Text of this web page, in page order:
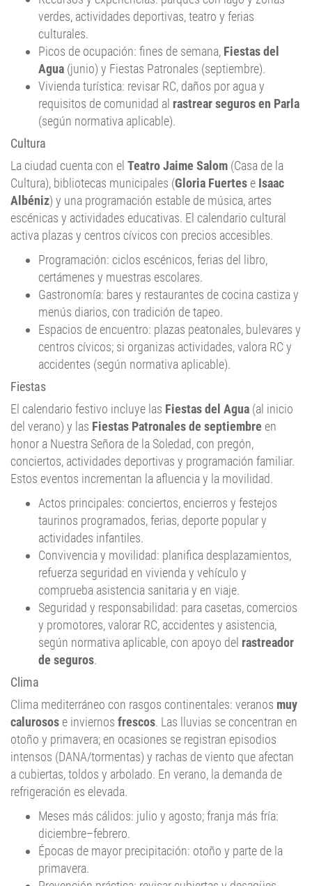
verdes, actividades deportivas, teatro y ferias
culturales.
Picos de ocupación: fines de semana, Fiestas del
Agua (junio) y Fiestas Patronales (septiembre).
Vivienda turística: revisar RC, daños por agua y
requisitos de comunidad al rastrear seguros en Parla
(según normativa aplicable).
Cultura
La ciudad cuenta con el Teatro Jaime Salom (Casa de la
Cultura), bibliotecas municipales (Gloria Fuertes e Isaac
Albéniz) y una programación estable de música, artes
escénicas y actividades educativas. El calendario cultural
activa plazas y centros cívicos con precios accesibles.
Programación: ciclos escénicos, ferias del libro,
certámenes y muestras escolares.
Gastronomía: bares y restaurantes de cocina castiza y
menús diarios, con tradición de tapeo.
Espacios de encuentro: plazas peatonales, bulevares y
centros cívicos; si organizas actividades, valora RC y
accidentes (según normativa aplicable).
Fiestas
El calendario festivo incluye las Fiestas del Agua (al inicio
del verano) y las Fiestas Patronales de septiembre en
honor a Nuestra Señora de la Soledad, con pregón,
conciertos, actividades deportivas y programación familiar.
Estos eventos incrementan la afluencia y la movilidad.
Actos principales: conciertos, encierros y festejos
taurinos programados, ferias, deporte popular y
actividades infantiles.
Convivencia y movilidad: planifica desplazamientos,
refuerza seguridad en vivienda y vehículo y
comprueba asistencia sanitaria y en viaje.
Seguridad y responsabilidad: para casetas, comercios
y promotores, valorar RC, accidentes y asistencia,
según normativa aplicable, con apoyo del rastreador
de seguros.
Clima
Clima mediterráneo con rasgos continentales: veranos muy
calurosos e inviernos frescos. Las lluvias se concentran en
otoño y primavera; en ocasiones se registran episodios
intensos (DANA/tormentas) y rachas de viento que afectan
a cubiertas, toldos y arbolado. En verano, la demanda de
refrigeración es elevada.
Meses más cálidos: julio y agosto; franja más fría:
diciembre–febrero.
Épocas de mayor precipitación: otoño y parte de la
primavera.